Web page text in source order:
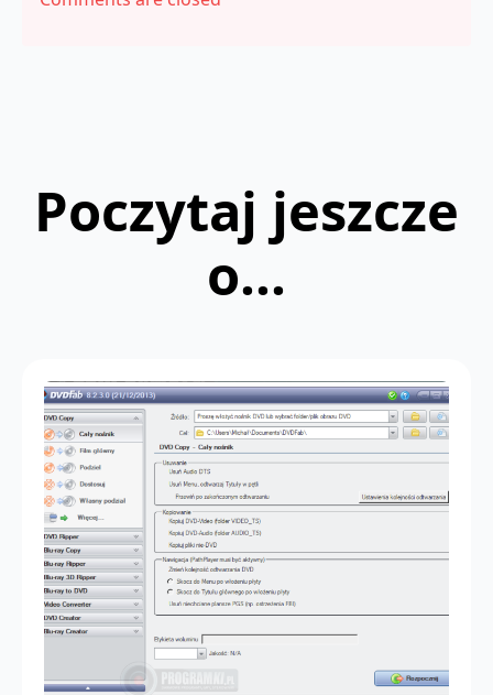
Poczytaj jeszcze
o...